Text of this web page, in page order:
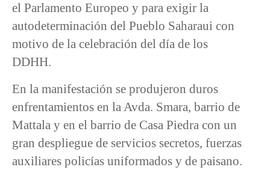
el Parlamento Europeo y para exigir la
autodeterminación del Pueblo Saharaui con
motivo de la celebración del día de los
DDHH.
En la manifestación se produjeron duros
enfrentamientos en la Avda. Smara, barrio de
Mattala y en el barrio de Casa Piedra con un
gran despliegue de servicios secretos, fuerzas
auxiliares policías uniformados y de paisano.